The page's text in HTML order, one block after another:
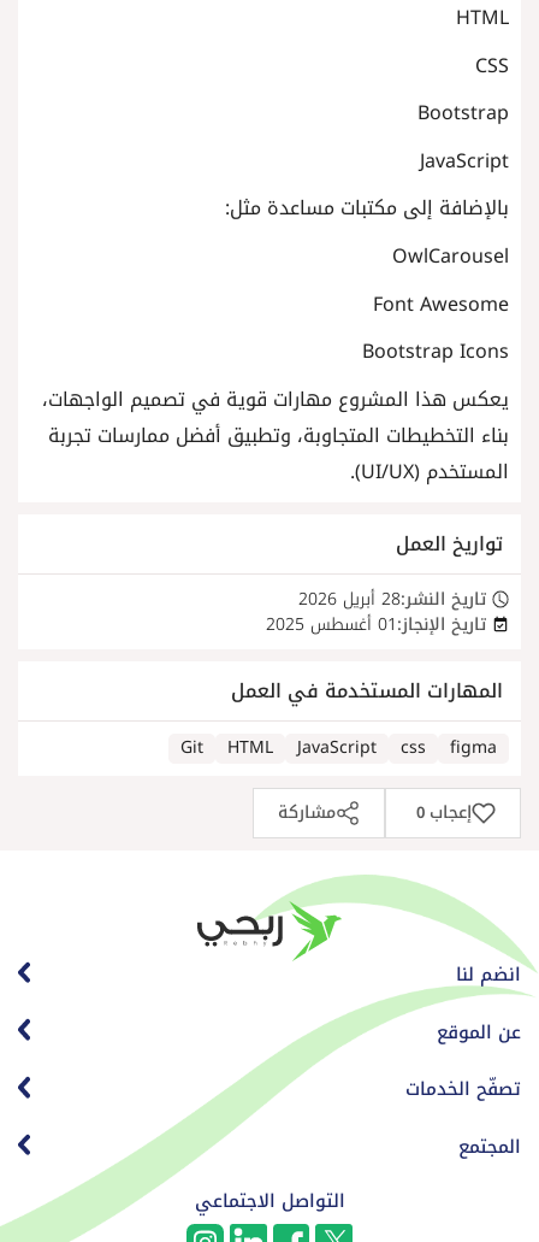
HTML
CSS
Bootstrap
JavaScript
بالإضافة إلى مكتبات مساعدة مثل:
OwlCarousel
Font Awesome
Bootstrap Icons
يعكس هذا المشروع مهارات قوية في تصميم الواجهات،
بناء التخطيطات المتجاوبة، وتطبيق أفضل ممارسات تجربة
المستخدم (UI/UX).
تواريخ العمل
تاريخ النشر:28 أبريل 2026
تاريخ الإنجاز:01 أغسطس 2025
المهارات المستخدمة في العمل
figma
css
JavaScript
HTML
Git
إعجاب 0 مشاركة
انضم لنا
عن الموقع
تصفّح الخدمات
المجتمع
التواصل الاجتماعي